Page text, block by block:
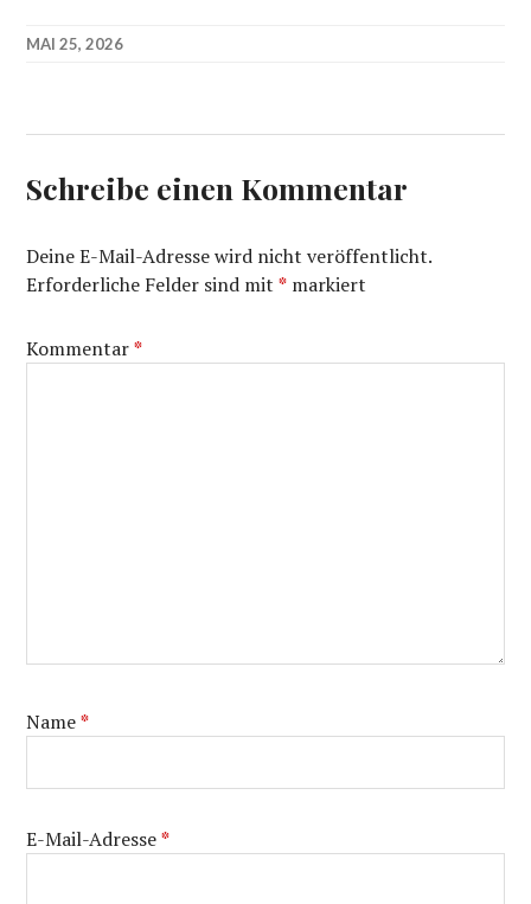
MAI 25, 2026
Schreibe einen Kommentar
Deine E-Mail-Adresse wird nicht veröffentlicht.
Erforderliche Felder sind mit* markiert
Kommentar*
Name*
E-Mail-Adresse*